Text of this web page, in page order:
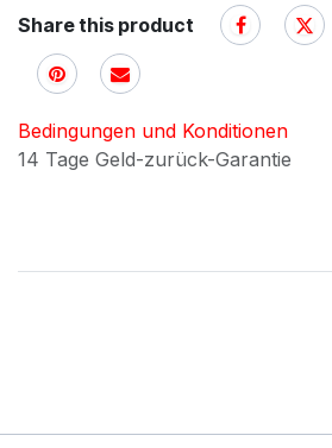
Share this product
Bedingungen und Konditionen
14 Tage Geld-zurück-Garantie